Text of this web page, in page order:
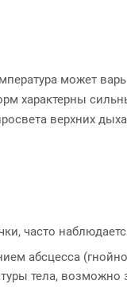
может
характерны
верхних
часто
абсцесса
тела, возможно